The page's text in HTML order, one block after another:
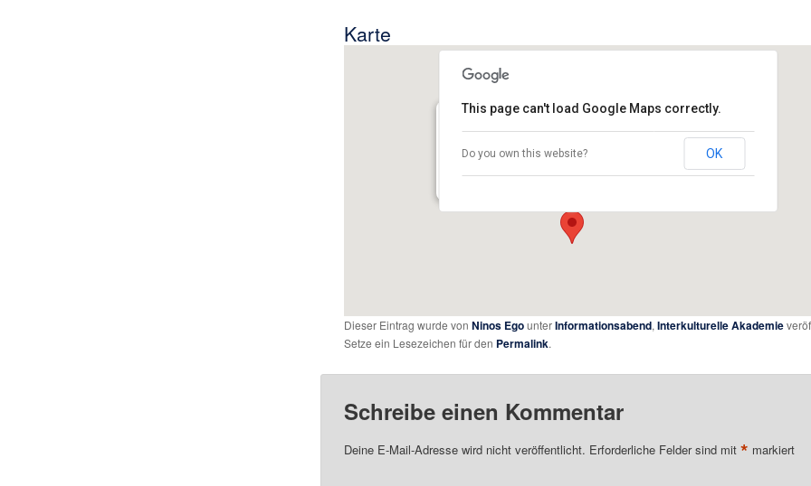
Karte
Assyrischer Mesopotamien Verein Augsburg e.V.
Mendelssohnstraße 21 - Augsburg
Details
This page can't load Google Maps correctly.
Do you own this website? OK
Dieser Eintrag wurde von Ninos EgounterInformationsabend, Interkulturelle Akademie
Setze ein Lesezeichen für den Permalink.
Schreibe einen Kommentar
Deine E-Mail-Adresse wird nicht veröffentlicht. Erforderliche Felder sind mit * markiert